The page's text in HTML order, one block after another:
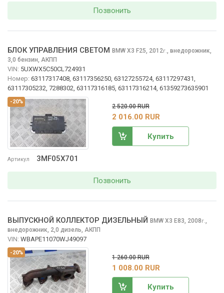
Позвонить
-20%
Артикул 3MF05X701
БЛОК УПРАВЛЕНИЯ СВЕТОМ BMW X3 F25, 2012г., внедорожник,
3,0 бензин, АКПП
VIN: 5UXWX5C50CL724931
Номер: 63117317408, 63117356250, 63127255724, 63117297431,
63117305232, 7288302, 63117316185, 63117316214, 61359273635901
2 520.00 RUR
2 016.00 RUR
Купить
Позвонить
-20%
ВЫПУСКНОЙ КОЛЛЕКТОР ДИЗЕЛЬНЫЙ BMW X3 E83, 2008г.
внедорожник, 2,0 дизель, АКПП
VIN: WBAPE11070WJ49097
1 260.00 RUR
1 008.00 RUR
Купить